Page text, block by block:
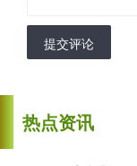
提交评论
热点资讯